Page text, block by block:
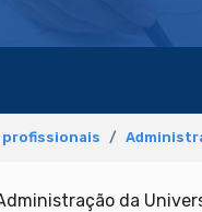
profissionais
da